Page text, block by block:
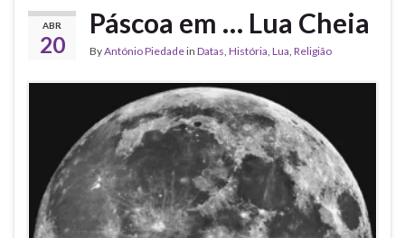
ABR
20
Páscoa em … Lua Cheia
ByAntónio Piedadein Datas, História, Lua, Religião